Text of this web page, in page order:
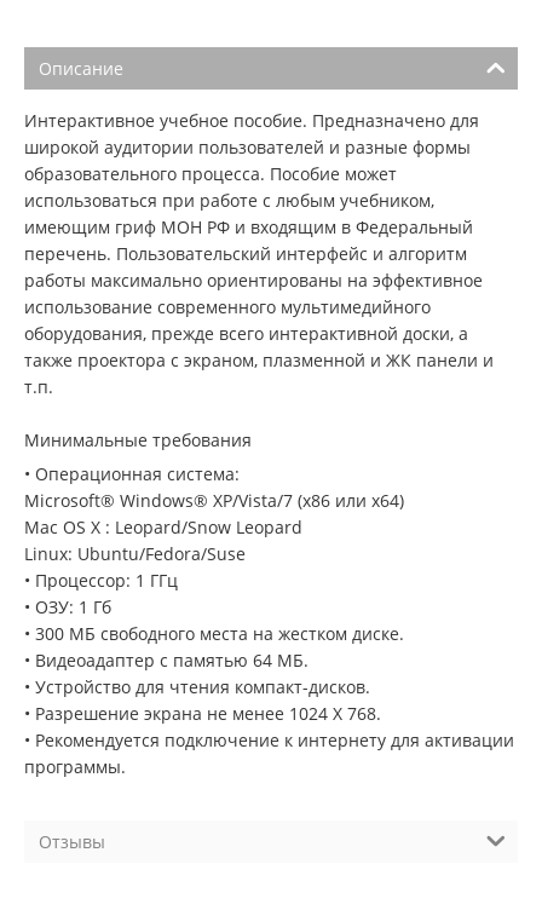
Описание
Интерактивное учебное пособие. Предназначено для
широкой аудитории пользователей и разные формы
образовательного процесса. Пособие может
использоваться при работе с любым учебником,
имеющим гриф МОН РФ и входящим в Федеральный
перечень. Пользовательский интерфейс и алгоритм
работы максимально ориентированы на эффективное
использование современного мультимедийного
оборудования, прежде всего интерактивной доски, а
также проектора с экраном, плазменной и ЖК панели и
т.п.
Минимальные требования
• Операционная система:
Microsoft® Windows® XP/Vista/7 (х86 или х64)
Mac OS X : Leopard/Snow Leopard
Linux: Ubuntu/Fedora/Suse
• Процессор: 1 ГГц
• ОЗУ: 1 Гб
• 300 МБ свободного места на жестком диске.
• Видеоадаптер с памятью 64 MБ.
• Устройство для чтения компакт-дисков.
• Разрешение экрана не менее 1024 Х 768.
• Рекомендуется подключение к интернету для активации
программы.
Отзывы